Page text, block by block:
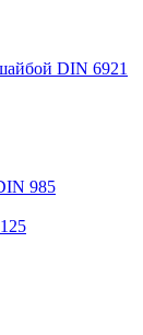
DIN 6921
985